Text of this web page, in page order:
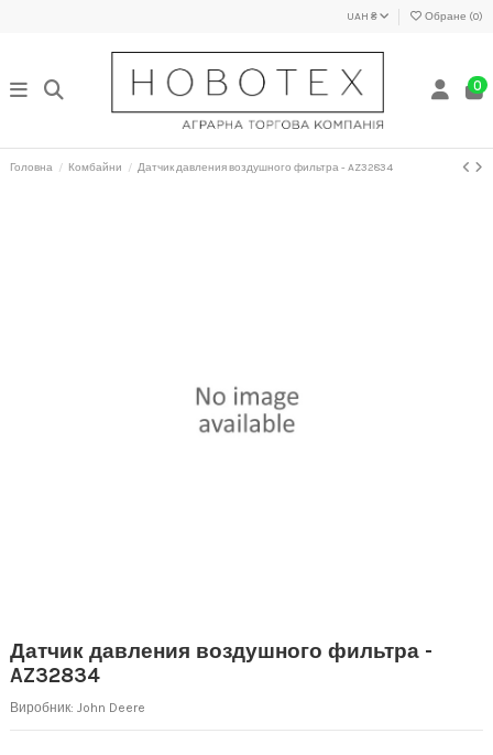
UAH ₴ Обране (0)
0
Головна Комбайни Датчик давления воздушного фильтра - AZ32834
Датчик давления воздушного фильтра -
AZ32834
Виробник: John Deere